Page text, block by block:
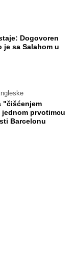
Dogovoren
je sa Salahom u
"čišćenjem
prvotimcu
Barcelonu